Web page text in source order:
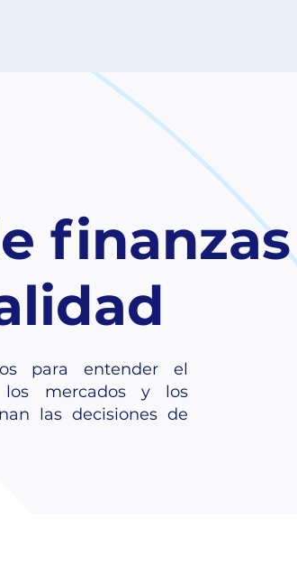
finanzas
para entender el
los mercados y los
las decisiones de